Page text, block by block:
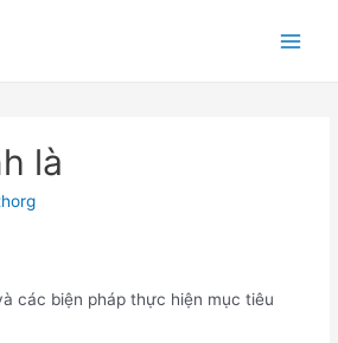
là
các biện pháp thực hiện mục tiêu